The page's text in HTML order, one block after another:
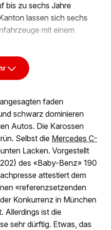
bis zu sechs Jahre
lassen sich sechs
mit einem
faden
schwarz dominieren
Autos. Die Karossen
Selbst die Mercedes C-
Lacken. Vorgestellt
des «Baby-Benz» 190
attestiert dem
«referenzsetzenden
Konkurrenz in München
Allerdings ist die
sehr dürftig. Etwas, das